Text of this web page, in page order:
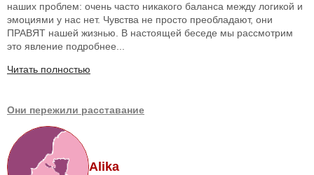
наших проблем: очень часто никакого баланса между логикой и
эмоциями у нас нет. Чувства не просто преобладают, они
ПРАВЯТ нашей жизнью. В настоящей беседе мы рассмотрим
это явление подробнее...
Читать полностью
Они пережили расставание
Alika